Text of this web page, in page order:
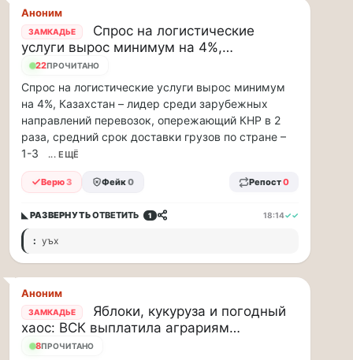
упаковки
88
млн
рублей
в…
ВСК
выплатила
производителю
упаковки
88
млн
рублей
связи
оборудования
Страховой
Дом
ВСК
выплатил
Аноним
ЗАМКАДЬЕ
Спрос на логистические
услуги вырос минимум на 4%,…
22ПРОЧИТАНО
Спрос на логистические услуги вырос минимум
на 4%, Казахстан – лидер среди зарубежных
направлений перевозок, опережающий КНР в 2
раза, средний срок доставки грузов по стране –
1-3
... ЕЩЁ
Верю3 Фейк0 Репост0
◣ РАЗВЕРНУТЬОТВЕТИТЬ 1 18:14✓✓
: уъх
Аноним
ЗАМКАДЬЕ
Яблоки, кукуруза и погодный
хаос: ВСК выплатила аграриям…
8ПРОЧИТАНО